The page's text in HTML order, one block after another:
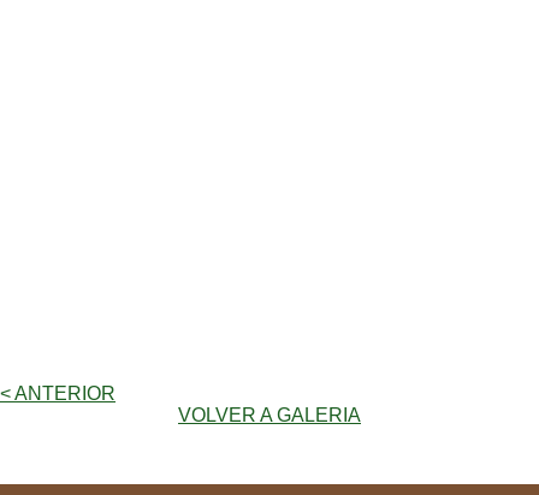
< ANTERIOR
VOLVER A GALERIA